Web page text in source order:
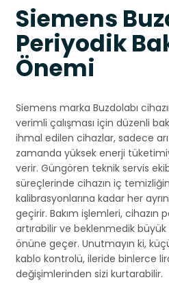
Siemens
Periyodik
Önemi
Siemens marka Buzdolabı
verimli çalışması için düzenli
ihmal edilen cihazlar, sadece
zamanda yüksek enerji
verir. Güngören teknik servis
süreçlerinde cihazın iç
kalibrasyonlarına kadar her
geçirir. Bakım işlemleri, cihazın
artırabilir ve beklenmedik
önüne geçer. Unutmayın ki,
kablo kontrolü, ileride binlerce
değişimlerinden sizi kurtarabilir.